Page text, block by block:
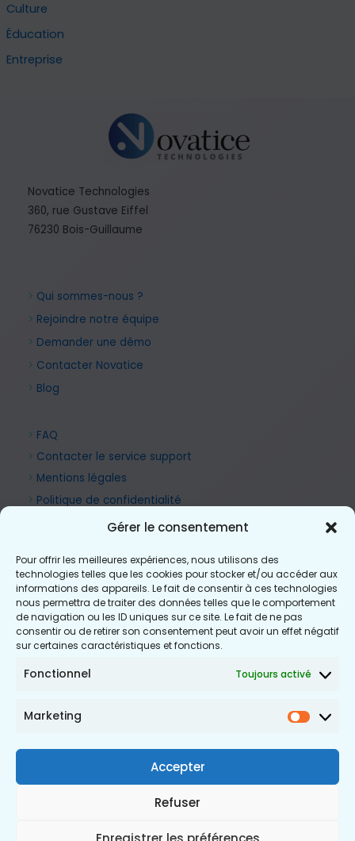
Gérer le consentement
Pour offrir les meilleures expériences, nous utilisons des
technologies telles que les cookies pour stocker et/ou accéder aux
informations des appareils. Le fait de consentir à ces technologies
nous permettra de traiter des données telles que le comportement
de navigation ou les ID uniques sur ce site. Le fait de ne pas
consentir ou de retirer son consentement peut avoir un effet négatif
sur certaines caractéristiques et fonctions.
Fonctionnel Toujours activé
Marketing
Accepter
Refuser
Culture
Éducation
Entreprise
Novatice Technologies
360, rue Gustave Eiffel
76230 Bois-Guillaume
> Qui sommes-nous ?
> Rejoindre notre équipe
> Demander une démo
> Contacter Novatice
> Blog
> FAQ
> Contacter le service support
> Mentions légales
> Politique de confidentialité